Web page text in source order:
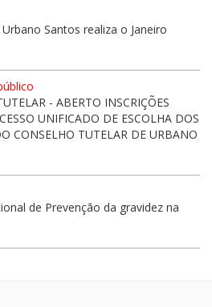
Santos realiza o Janeiro
- ABERTO INSCRIÇÕES
UNIFICADO DE ESCOLHA DOS
CONSELHO TUTELAR DE URBANO
de Prevenção da gravidez na